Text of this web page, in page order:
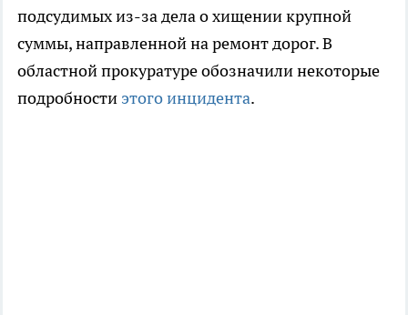
подсудимых из-за дела о хищении крупной
суммы, направленной на ремонт дорог. В
областной прокуратуре обозначили некоторые
подробности этого инцидента.